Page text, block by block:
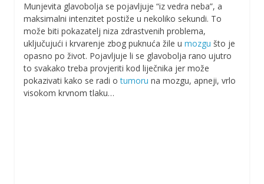
Munjevita glavobolja se pojavljuje “iz vedra neba”, a
maksimalni intenzitet postiže u nekoliko sekundi. To
može biti pokazatelj niza zdrastvenih problema,
uključujući i krvarenje zbog puknuća žile u mozgu što je
opasno po život. Pojavljuje li se glavobolja rano ujutro
to svakako treba provjeriti kod liječnika jer može
pokazivati kako se radi otumoru na mozgu, apneji, vrlo
visokom krvnom tlaku…